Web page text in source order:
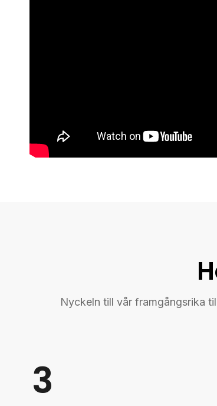
Nyckeln till vår framgångsrika
3